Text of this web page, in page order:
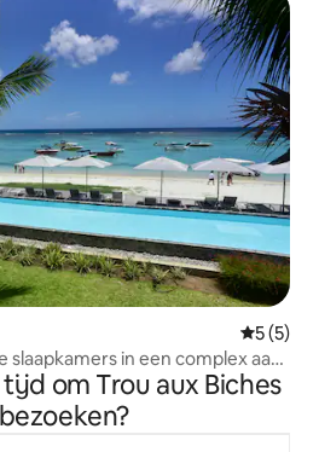
5 (5)
in een complex aan
om Trou aux Biches